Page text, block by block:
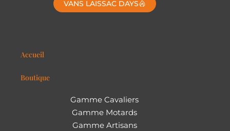
VANS LAISSAC DAYS
Accueil
Boutique
Gamme Cavaliers
Gamme Motards
Gamme Artisans